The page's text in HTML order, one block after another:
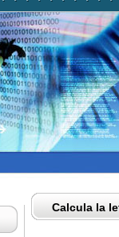
Calcula la